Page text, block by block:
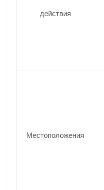
действия
Местоположения